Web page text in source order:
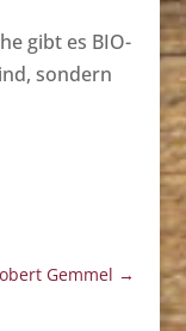
gibt es BIO-
sondern
Gemmel →